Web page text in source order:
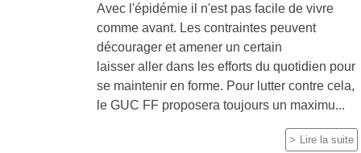
Avec l'épidémie il n'est pas facile de vivre
comme avant. Les contraintes peuvent
décourager et amener un certain
laisser aller dans les efforts du quotidien pour
se maintenir en forme. Pour lutter contre cela,
le GUC FF proposera toujours un maximu...
Lire la suite